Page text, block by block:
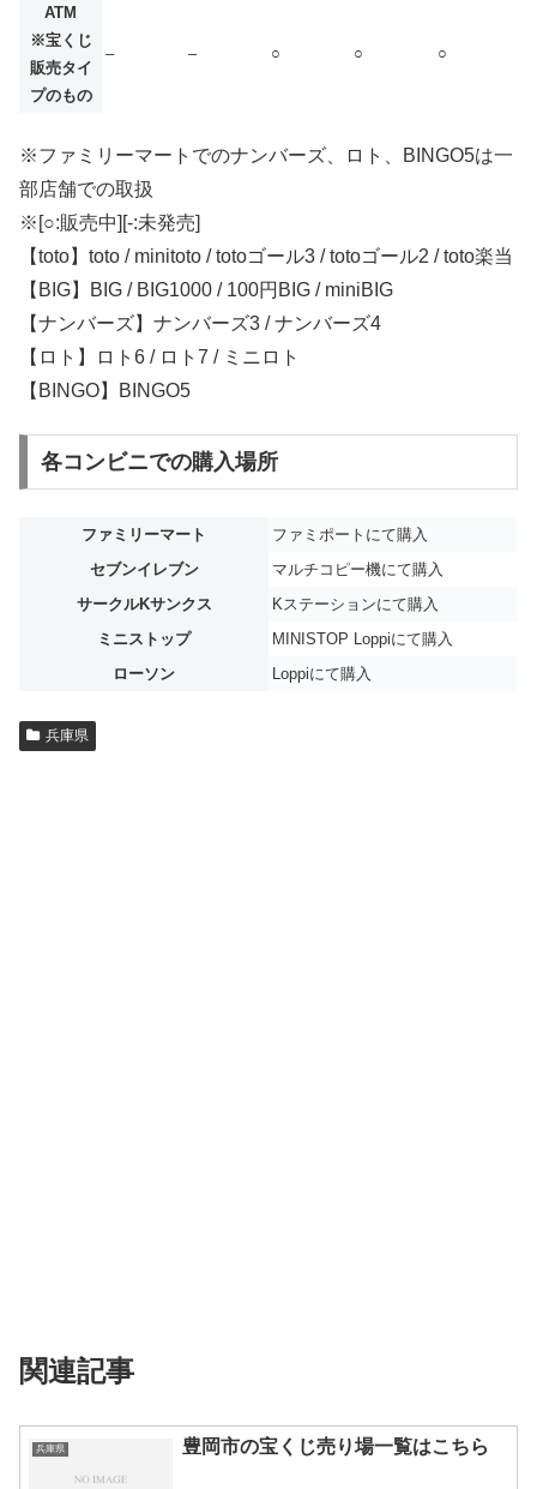
ATM
※宝くじ
販売タイ
プのもの
– – ○ ○ ○
※ファミリーマートでのナンバーズ、ロト、BINGO5は一
部店舗での取扱
※[○:販売中][-:未発売]
【toto】toto / minitoto / totoゴール3 / totoゴール2 / toto楽当
【BIG】BIG / BIG1000 / 100円BIG / miniBIG
【ナンバーズ】ナンバーズ3 / ナンバーズ4
【ロト】ロト6 / ロト7 / ミニロト
【BINGO】BINGO5
各コンビニでの購入場所
ファミリーマート
ファミポートにて購入
セブンイレブン
マルチコピー機にて購入
サークルKサンクス
Kステーションにて購入
ミニストップ
MINISTOP Loppiにて購入
ローソン
Loppiにて購入
兵庫県
関連記事
兵庫県 豊岡市の宝くじ売り場一覧はこちら